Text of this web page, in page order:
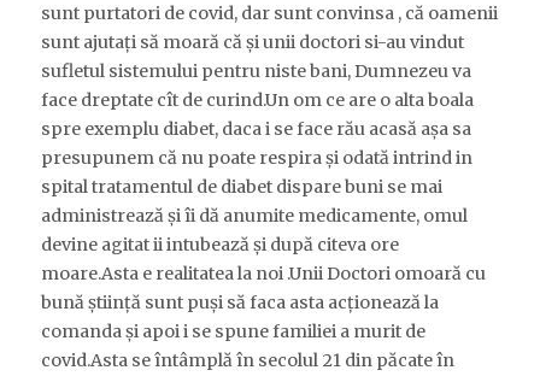
sunt purtatori de covid, dar sunt convinsa , că oamenii
sunt ajutați să moară că și unii doctori si-au vindut
sufletul sistemului pentru niste bani, Dumnezeu va
face dreptate cît de curind.Un om ce are o alta boala
spre exemplu diabet, daca i se face rău acasă așa sa
presupunem că nu poate respira și odată intrind in
spital tratamentul de diabet dispare buni se mai
administrează și îi dă anumite medicamente, omul
devine agitat ii intubează și după citeva ore
moare.Asta e realitatea la noi .Unii Doctori omoară cu
bună știință sunt puși să faca asta acționează la
comanda și apoi i se spune familiei a murit de
covid.Asta se întâmplă în secolul 21 din păcate în